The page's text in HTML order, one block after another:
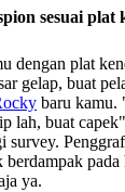
sesuai plat
dengan plat
gelap, buat
baru kamu.
lah, buat
survey.
ya.